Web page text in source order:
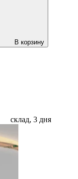
В корзину
склад, 3 дня